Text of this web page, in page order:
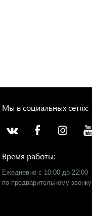
Мы в социальных сетях:
Время работы:
Ежедневно с 10:00 до 22:00
​по предварительному звонку